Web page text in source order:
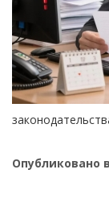
Опубликовано в